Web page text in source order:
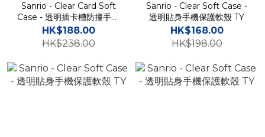
Sanrio - Clear Card Soft
Case - 透明插卡槽防撞手機
保護軟殼 TY
HK$188.00
HK$238.00
Sanrio - Clear Soft Case -
透明貼身手機保護軟殼 TY
HK$168.00
HK$198.00